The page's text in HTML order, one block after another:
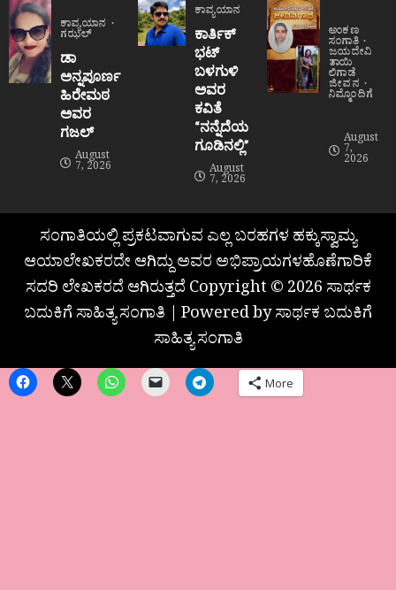
ಕಾವ್ಯಯಾನ
ಗಝಲ್
ಡಾ
ಅನ್ನಪೂರ್ಣ
ಹಿರೇಮಠ
ಅವರ
ಗಜಲ್
August
7, 2026
ಕಾವ್ಯಯಾನ
ಕಾರ್ತಿಕ್
ಭಟ್
ಬಳಗುಳಿ
ಅವರ
ಕವಿತೆ
“ನನ್ನೆದೆಯ
ಗೂಡಿನಲ್ಲಿ”
August
7, 2026
ಅಂಕಣ
ಸಂಗಾತಿ
ಜಯದೇವಿ
ತಾಯಿ
ಲಿಗಾಡೆ
ಜೀವನ
ನಿಮ್ಮೊಂದಿಗೆ
August
7,
2026
ಸಂಗಾತಿಯಲ್ಲಿ ಪ್ರಕಟವಾಗುವ ಎಲ್ಲ ಬರಹಗಳ ಹಕ್ಕುಸ್ವಾಮ್ಯ
ಆಯಾಲೇಖಕರದೇ ಆಗಿದ್ದು ಅವರ ಅಭಿಪ್ರಾಯಗಳಹೊಣೆಗಾರಿಕೆ
ಸದರಿ ಲೇಖಕರದೆ ಆಗಿರುತ್ತದೆ Copyright © 2026 ಸಾರ್ಥಕ
ಬದುಕಿಗೆ ಸಾಹಿತ್ಯ ಸಂಗಾತಿ | Powered by ಸಾರ್ಥಕ ಬದುಕಿಗೆ
ಸಾಹಿತ್ಯ ಸಂಗಾತಿ
More